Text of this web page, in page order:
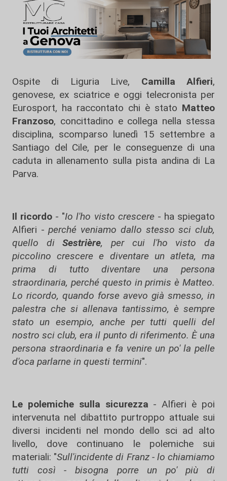
Ospite di Liguria Live, Camilla Alfieri,
genovese, ex sciatrice e oggi telecronista per
Eurosport, ha raccontato chi è stato Matteo
Franzoso, concittadino e collega nella stessa
disciplina, scomparso lunedì 15 settembre a
Santiago del Cile, per le conseguenze di una
caduta in allenamento sulla pista andina di La
Parva.
Il ricordo - "Io l'ho visto crescere - ha spiegato
Alfieri -perché veniamo dallo stesso sci club,
quello diSestrière, per cui l'ho visto da
piccolino crescere e diventare un atleta, ma
prima di tutto diventare una persona
straordinaria, perché questo in primis è Matteo.
Lo ricordo, quando forse avevo già smesso, in
palestra che si allenava tantissimo, è sempre
stato un esempio, anche per tutti quelli del
nostro sci club, era il punto di riferimento. È una
persona straordinaria e fa venire un po' la pelle
d'oca parlarne in questi termini".
Le polemiche sulla sicurezza - Alfieri è poi
intervenuta nel dibattito purtroppo attuale sui
diversi incidenti nel mondo dello sci ad alto
livello, dove continuano le polemiche sui
materiali: "Sull'incidente di Franz - lo chiamiamo
tutti così - bisogna porre un po' più di